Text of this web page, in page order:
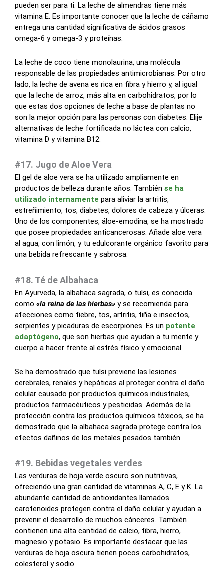
pueden ser para ti. La leche de almendras tiene más
vitamina E. Es importante conocer que la leche de cáñamo
entrega una cantidad significativa de ácidos grasos
omega-6 y omega-3 y proteínas.
La leche de coco tiene monolaurina, una molécula
responsable de las propiedades antimicrobianas. Por otro
lado, la leche de avena es rica en fibra y hierro y, al igual
que la leche de arroz, más alta en carbohidratos, por lo
que estas dos opciones de leche a base de plantas no
son la mejor opción para las personas con diabetes. Elije
alternativas de leche fortificada no láctea con calcio,
vitamina D y vitamina B12.
#17. Jugo de Aloe Vera
El gel de aloe vera se ha utilizado ampliamente en
productos de belleza durante años. También se ha
utilizado internamente para aliviar la artritis,
estreñimiento, tos, diabetes, dolores de cabeza y úlceras.
Uno de los componentes, áloe-emodina, se ha mostrado
que posee propiedades anticancerosas. Añade aloe vera
al agua, con limón, y tu edulcorante orgánico favorito para
una bebida refrescante y sabrosa.
#18. Té de Albahaca
En Ayurveda, la albahaca sagrada, o tulsi, es conocida
como «la reina de las hierbas» y se recomienda para
afecciones como fiebre, tos, artritis, tiña e insectos,
serpientes y picaduras de escorpiones. Es un potente
adaptógeno, que son hierbas que ayudan a tu mente y
cuerpo a hacer frente al estrés físico y emocional.
Se ha demostrado que tulsi previene las lesiones
cerebrales, renales y hepáticas al proteger contra el daño
celular causado por productos químicos industriales,
productos farmacéuticos y pesticidas. Además de la
protección contra los productos químicos tóxicos, se ha
demostrado que la albahaca sagrada protege contra los
efectos dañinos de los metales pesados también.
#19. Bebidas vegetales verdes
Las verduras de hoja verde oscuro son nutritivas,
ofreciendo una gran cantidad de vitaminas A, C, E y K. La
abundante cantidad de antioxidantes llamados
carotenoides protegen contra el daño celular y ayudan a
prevenir el desarrollo de muchos cánceres. También
contienen una alta cantidad de calcio, fibra, hierro,
magnesio y potasio. Es importante destacar que las
verduras de hoja oscura tienen pocos carbohidratos,
colesterol y sodio.